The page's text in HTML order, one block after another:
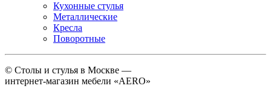
Кухонные стулья
Металлические
Кресла
Поворотные
© Столы и стулья в Москве —
интернет-магазин мебели «AERO»